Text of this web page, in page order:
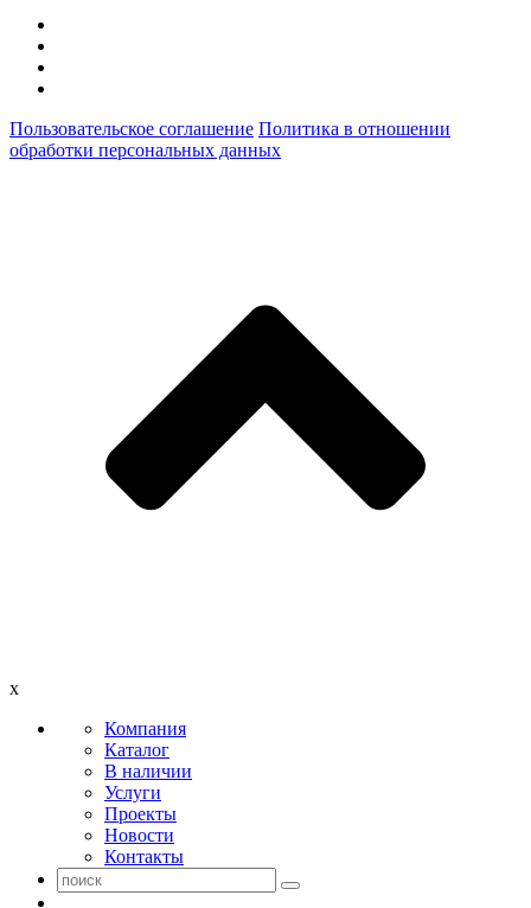
Пользовательское соглашение Политика в отношении
обработки персональных данных
x
Компания
Каталог
В наличии
Услуги
Проекты
Новости
Контакты